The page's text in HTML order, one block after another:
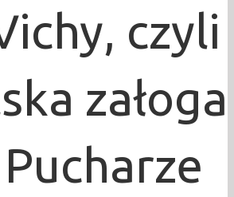
czyli
załoga